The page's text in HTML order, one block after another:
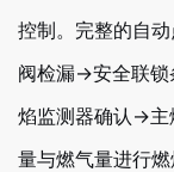
控制。完整的自
阀检漏→安全联
焰监测器确认→
量与燃气量进行